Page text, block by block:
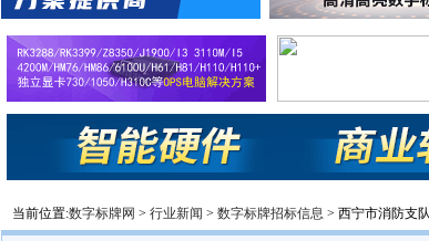
当前位置:数字标牌网 > 行业新闻 > 数字标牌招标信息 > 西宁市消防支